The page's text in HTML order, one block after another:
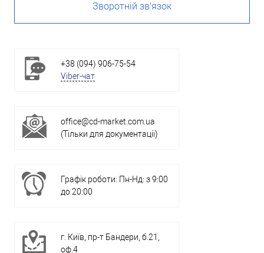
Зворотній зв'язок
+38 (094) 906-75-54
Viber-чат
office@cd-market.com.ua
(Тільки для документації)
Графік роботи: Пн-Нд: з 9:00
до 20:00
г. Київ, пр-т Бандери, б.21,
оф.4